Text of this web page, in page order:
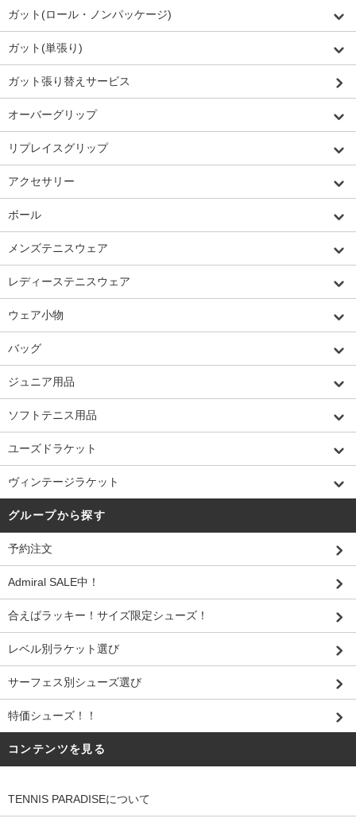
ガット(ロール・ノンパッケージ)
ガット(単張り)
ガット張り替えサービス
オーバーグリップ
リプレイスグリップ
アクセサリー
ボール
メンズテニスウェア
レディーステニスウェア
ウェア小物
バッグ
ジュニア用品
ソフトテニス用品
ユーズドラケット
ヴィンテージラケット
グループから探す
予約注文
Admiral SALE中！
合えばラッキー！サイズ限定シューズ！
レベル別ラケット選び
サーフェス別シューズ選び
特価シューズ！！
コンテンツを見る
TENNIS PARADISEについて